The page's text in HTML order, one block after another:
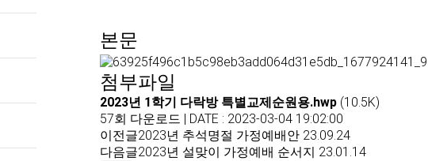
본문
첨부파일
2023년 1학기 다락방 특별교제순원용.hwp (10.5K)
57회 다운로드 | DATE : 2023-03-04 19:02:00
이전글2023년 추석명절 가정예배안 23.09.24
다음글2023년 설맞이 가정예배 순서지 23.01.14